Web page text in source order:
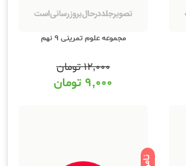
مجموعه علوم تمرینی 9 نهم
۱۲,۰۰۰تومان
۹,۰۰۰ تومان